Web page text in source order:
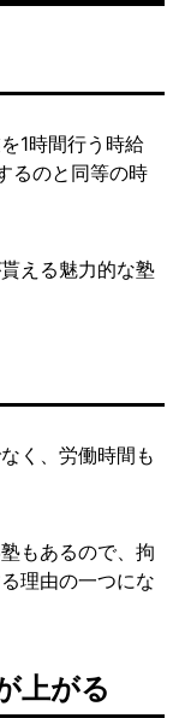
1時間行う時給
るのと同等の時
える魅力的な塾
く、労働時間も
もあるので、拘
理由の一つにな
上がる